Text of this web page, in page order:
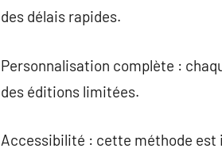
des délais rapides.
Personnalisation complète :
des éditions limitées.
Accessibilité : cette méthode est